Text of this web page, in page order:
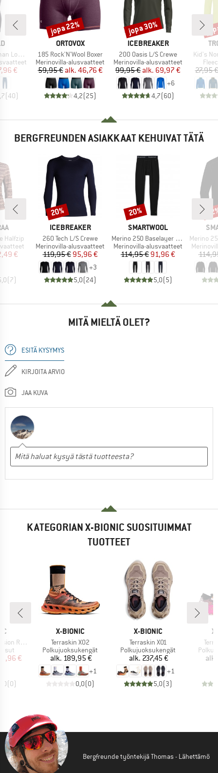
Johns
hinta
€
(40)
MERKKI
ORTOVOX
Tuote
185 Rock'N'Wool Boxer
Tuoteryhmä
Merinovilla-alusvaatteet
Hinta
59,95 € Alennettu hinta
alk. 46,76 €
4,2(25)
Alennus
jopa 22%
MERKKI
ICEBREAKER
Tuote
200 Oasis L/S Crewe
Tuoteryhmä
Merinovilla-alusvaatteet
Hinta
99,95 € Alennettu hinta
alk. 69,97 €
+6
4,7(60)
Alennus
jopa 30%
Tuote
Kid's
27,95 €
BERGFREUNDEN ASIAKKAAT KEHUIVAT TÄTÄ
Halfzip
hinta
€
(7)
MERKKI
ICEBREAKER
Tuote
260 Tech L/S Crewe
Tuoteryhmä
Merinovilla-alusvaatteet
Hinta
119,95 €Alennettu hinta
95,96 €
+3
5,0(24)
Alennus
20%
MERKKI
SMARTWOOL
Tuote
Merino 250 Baselayer Bottom Boxed
Tuoteryhmä
Merinovilla-alusvaatteet
Hinta
114,95 €Alennettu hinta
91,96 €
5,0(5)
Alennus
20%
Tuote
Merino 250
MITÄ MIELTÄ OLET?
ESITÄ KYSYMYS
KIRJOITA ARVIO
JAA KUVA
KATEGORIAN X-BIONIC SUOSITUIMMAT
TUOTTEET
Shorts
hinta
€
(0)
MERKKI
X-BIONIC
Tuote
Terraskin X02
Tuoteryhmä
Polkujuoksukengät
Hinta
alk. 189,95 €
+1
0,0(0)
MERKKI
X-BIONIC
Tuote
Terraskin X01
Tuoteryhmä
Polkujuoksukengät
Hinta
alk. 237,45 €
+1
5,0(3)
Tuote
alk.
Bergfreunde työntekijä Thomas - Lähettämö